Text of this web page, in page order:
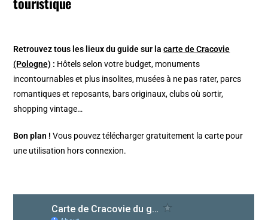
Retrouvez tous les lieux du guide sur lacarte de Cracovie
(Pologne) : Hôtels selon votre budget, monuments
incontournables et plus insolites, musées à ne pas rater, parcs
romantiques et reposants, bars originaux, clubs où sortir,
shopping vintage…
Bon plan ! Vous pouvez télécharger gratuitement la carte pour
une utilisation hors connexion.